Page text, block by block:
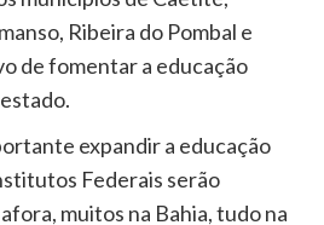
Ribeira do Pombal e
de fomentar a educação
expandir a educação
Federais serão
muitos na Bahia, tudo na